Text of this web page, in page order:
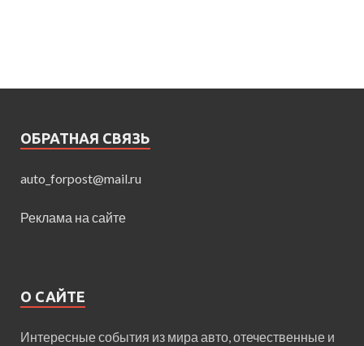
ОБРАТНАЯ СВЯЗЬ
auto_forpost@mail.ru
Реклама на сайте
О САЙТЕ
Интересные события из мира авто, отечественные и